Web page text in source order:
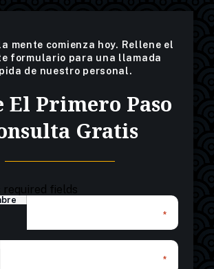
mente comienza hoy. Rellene el
formulario para una llamada
de nuestro personal.
El Primero Paso
Gratis
required fields
*
*